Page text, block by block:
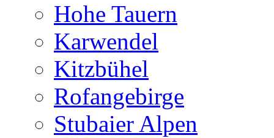
Hohe Tauern
Karwendel
Kitzbühel
Rofangebirge
Stubaier Alpen